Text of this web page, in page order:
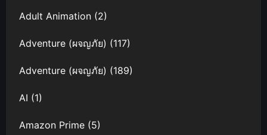
Adult Animation (2)
Adventure (ผจญภัย) (117)
Adventure (ผจญภัย) (189)
AI (1)
Amazon Prime (5)